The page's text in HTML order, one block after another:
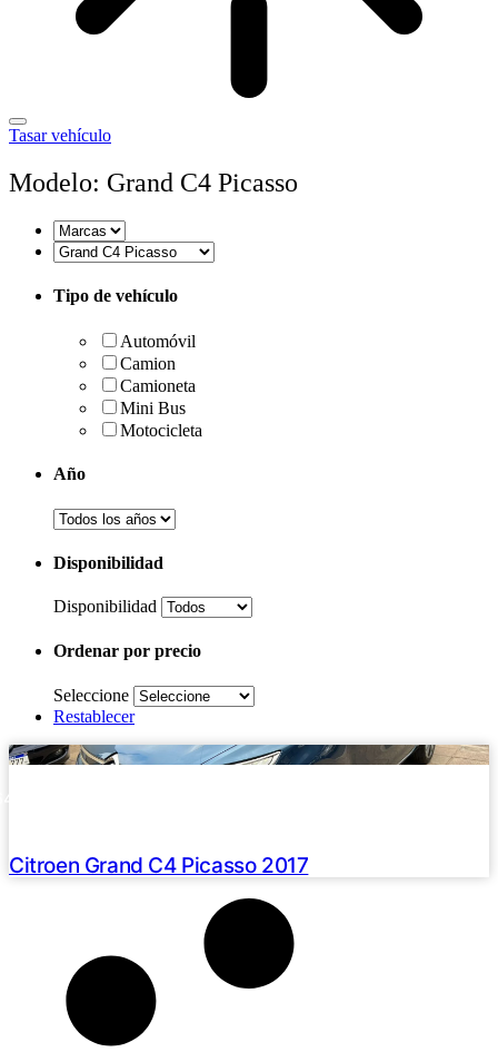
Tasar vehículo
Modelo: Grand C4 Picasso
Tipo de vehículo
Automóvil
Camion
Camioneta
Mini Bus
Motocicleta
Año
Disponibilidad
Disponibilidad
Ordenar por precio
Seleccione
Restablecer
Haz clic aquí
Citroen Grand C4 Picasso 2017